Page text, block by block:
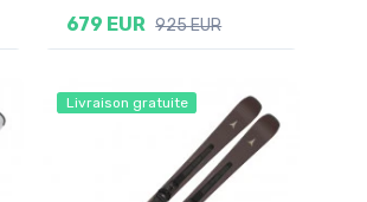
679 EUR 925 EUR
Livraison gratuite